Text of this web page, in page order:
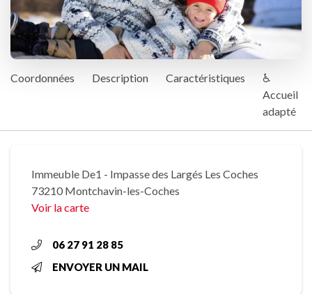
Coordonnées Description Caractéristiques
♿
Accueil
adapté
Immeuble De1 - Impasse des Largés Les Coches
73210 Montchavin-les-Coches
Voir la carte
06 27 91 28 85
ENVOYER UN MAIL